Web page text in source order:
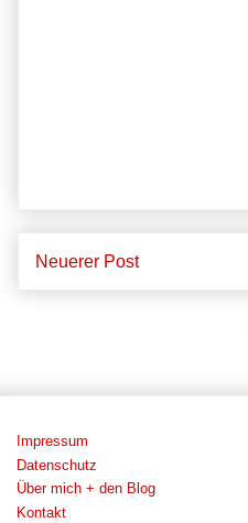
Neuerer Post
Impressum
Datenschutz
Über mich + den Blog
Kontakt